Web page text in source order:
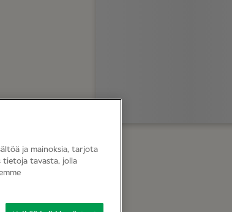
ja mainoksia, tarjota
tietoja tavasta, jolla